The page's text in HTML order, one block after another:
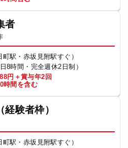
者
駅・赤坂見附駅すぐ）
8時間・完全週休2日制）
円＋賞与年2回
時間を含む
験者枠）
駅・赤坂見附駅すぐ）